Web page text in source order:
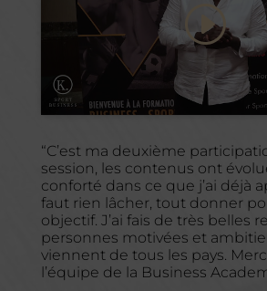
Cliquez pour accepter les
marketing et activer ce
“C’est ma deuxième
session, les contenus ont
conforté dans ce que j’ai déjà
faut rien lâcher, tout donner
objectif. J’ai fais de très belles
personnes motivées et
viennent de tous les pays.
l’équipe de la Business